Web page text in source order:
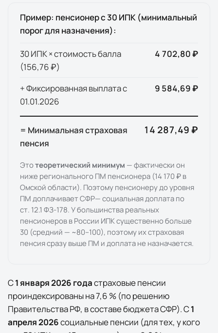
Пример: пенсионер с 30 ИПК (минимальный
порог для назначения):
30 ИПК × стоимость балла
(156,76 ₽)
4 702,80 ₽
+ Фиксированная выплата с
01.01.2026
9 584,69 ₽
= Минимальная страховая
пенсия
14 287,49 ₽
Этотеоретический минимум — фактически он
ниже регионального ПМ пенсионера (14 170 ₽в
Омской области). Поэтому пенсионеру до уровня
ПМ доплачиваетСФР— социальная доплата по
ст. 12.1 ФЗ-178. У большинства реальных
пенсионеров в России ИПК существенно больше
30 (средний — ~80–100), поэтому их страховая
пенсия сразу выше ПМ и доплата не назначается.
С1 января2026 годастраховые пенсии
проиндексированы на7,6 % (по решению
Правительства РФ, в составе бюджета СФР). С1
апреля2026социальные пенсии (для тех, у кого